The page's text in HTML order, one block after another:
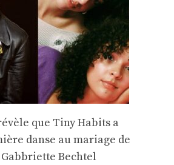
que Tiny Habits a
danse au mariage de
Bechtel